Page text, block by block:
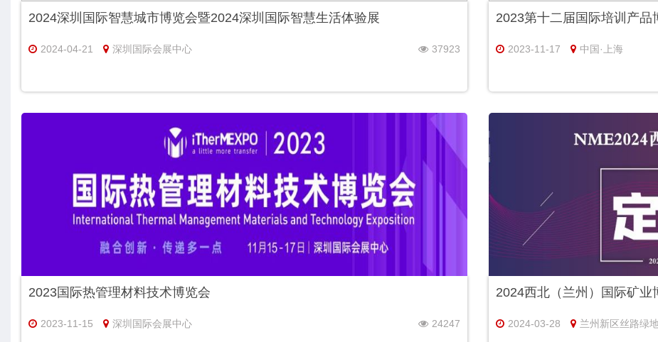
2024深圳国际智慧城市博览会暨2024深圳国际智慧生活体验展
2024-04-21 深圳国际会展中心 37923
2023第十二届国际培训产品
2023-11-17 中国·上海
2023国际热管理材料技术博览会
2023-11-15 深圳国际会展中心 24247
2024西北（兰州）国际矿业
2024-03-28 兰州新区丝路绿